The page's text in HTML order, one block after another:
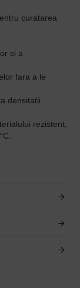
curatarea
si a
fara a le
densitatii
rezistent;